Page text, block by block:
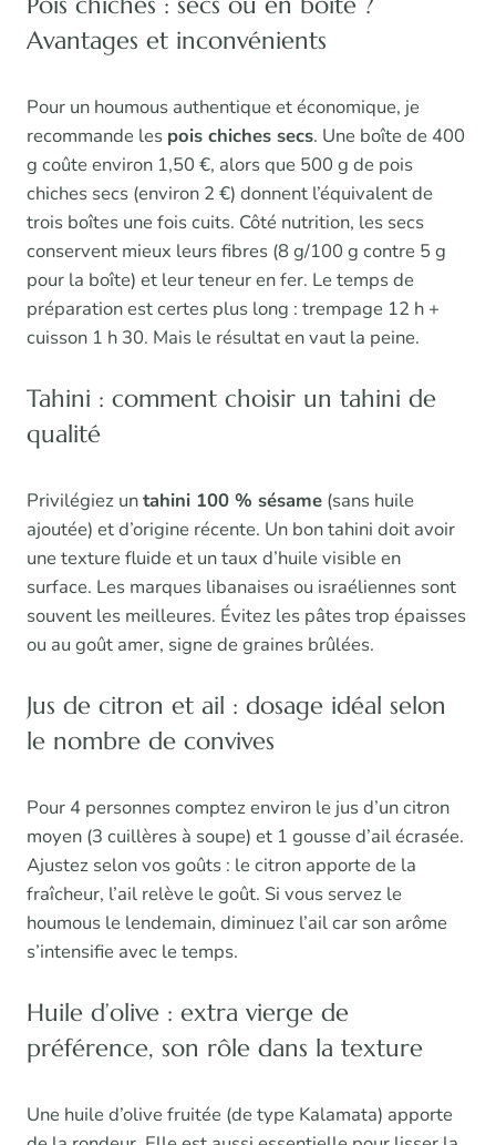
Avantages et inconvénients
Pour un houmous authentique et économique, je
recommande les pois chiches secs. Une boîte de 400
g coûte environ 1,50 €, alors que 500 g de pois
chiches secs (environ 2 €) donnent l’équivalent de
trois boîtes une fois cuits. Côté nutrition, les secs
conservent mieux leurs fibres (8 g/100 g contre 5 g
pour la boîte) et leur teneur en fer. Le temps de
préparation est certes plus long : trempage 12 h +
cuisson 1 h 30. Mais le résultat en vaut la peine.
Tahini : comment choisir un tahini de
qualité
Privilégiez untahini 100 % sésame (sans huile
ajoutée) et d’origine récente. Un bon tahini doit avoir
une texture fluide et un taux d’huile visible en
surface. Les marques libanaises ou israéliennes sont
souvent les meilleures. Évitez les pâtes trop épaisses
ou au goût amer, signe de graines brûlées.
Jus de citron et ail : dosage idéal selon
le nombre de convives
Pour 4 personnes comptez environ le jus d’un citron
moyen (3 cuillères à soupe) et 1 gousse d’ail écrasée.
Ajustez selon vos goûts : le citron apporte de la
fraîcheur, l’ail relève le goût. Si vous servez le
houmous le lendemain, diminuez l’ail car son arôme
s’intensifie avec le temps.
Huile d’olive : extra vierge de
préférence, son rôle dans la texture
Une huile d’olive fruitée (de type Kalamata) apporte